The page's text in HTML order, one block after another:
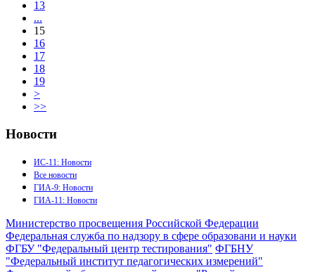
13
...
15
16
17
18
19
>
>>
Новости
ИС-11: Новости
Все новости
ГИА-9: Новости
ГИА-11: Новости
Министерство просвещения Российской Федерации
Федеральная служба по надзору в сфере образовани и науки
ФГБУ "Федеральный центр тестирования" ФГБНУ
"Федеральный институт педагогических измерений"